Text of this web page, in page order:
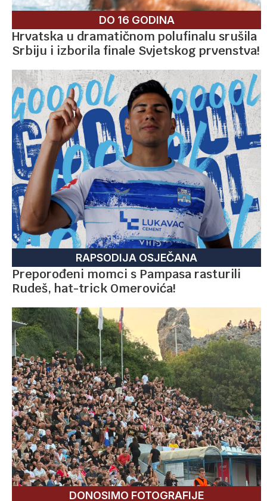
DO 16 GODINA
Hrvatska u dramatičnom polufinalu srušila
Srbiju i izborila finale Svjetskog prvenstva!
RAPSODIJA OSJEČANA
Preporođeni momci s Pampasa rasturili
Rudeš, hat-trick Omerovića!
DONOSIMO FOTOGRAFIJE